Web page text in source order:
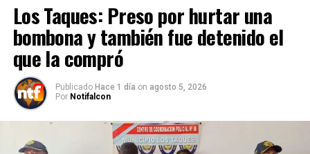
Los Taques: Preso por hurtar una
bombona y también fue detenido el
que la compró
Publicado Hace 1 día on agosto 5, 2026
Por Notifalcon